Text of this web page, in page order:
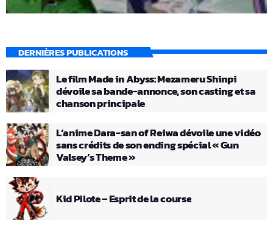
DERNIÈRES PUBLICATIONS
Le film Made in Abyss: Mezameru Shinpi
dévoile sa bande-annonce, son casting et sa
chanson principale
L’anime Dara-san of Reiwa dévoile une vidéo
sans crédits de son ending spécial « Gun
Valsey’s Theme »
Kid Pilote – Esprit de la course